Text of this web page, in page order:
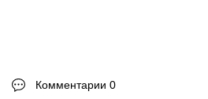
Комментарии 0